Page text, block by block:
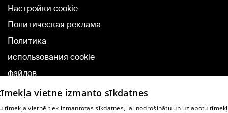
Настройки cookie
Политическая реклама
Политика
использования cookie
файлов
Добавление
комментариев
vietne izmanto sīkdatnes
tīmekļa vietnē tiek izmantotas sīkdatnes, lai nodrošinātu un uzlabotu